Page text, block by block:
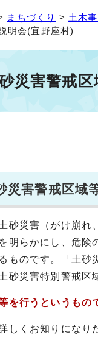
まちづくり > 土木
明会(宜野座村)
災害警戒
災害警戒区域
砂災害（がけ崩
明らかにし、危
ものです。「土
砂災害特別警戒区
を行うというもの
しくお知りになり